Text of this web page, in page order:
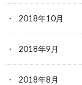
2018年10月
2018年9月
2018年8月